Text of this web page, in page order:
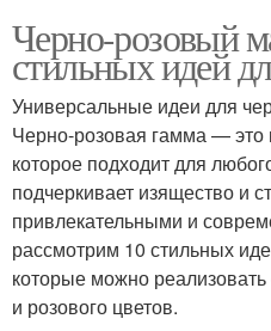
Черно-розовый
стильных идей
Универсальные идеи для
Черно-розовая гамма — это
которое подходит для
подчеркивает изящество и
привлекательными и
рассмотрим 10 стильных
которые можно
и розового цветов.